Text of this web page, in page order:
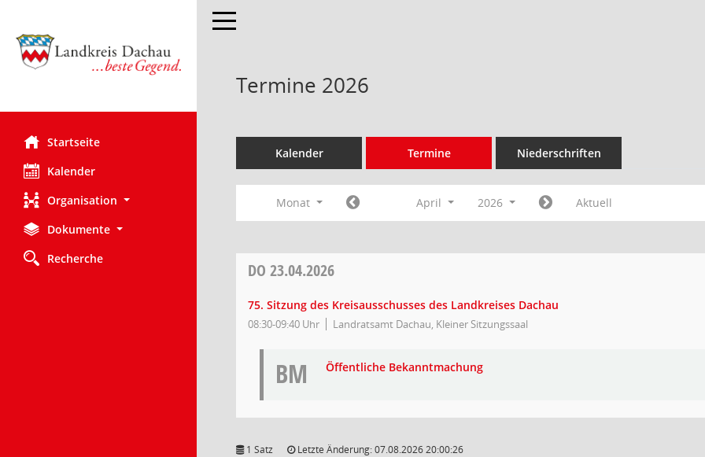
Startseite
Kalender
Organisation
Dokumente
Recherche
Toggle navigation
Termine 2026
Kalender Termine Niederschriften
Monat April 2026 Aktuell
DO 23.04.2026
75. Sitzung des Kreisausschusses des Landkreises Dachau
08:30-09:40 Uhr Landratsamt Dachau, Kleiner Sitzungssaal
BM Öffentliche Bekanntmachung
1 Satz Letzte Änderung: 07.08.2026 20:00:26